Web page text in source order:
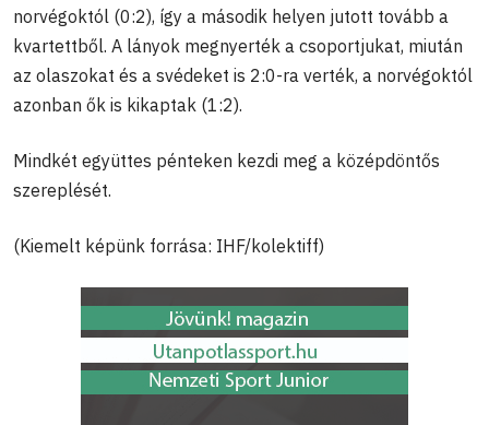
norvégoktól (0:2), így a második helyen jutott tovább a
kvartettből. A lányok megnyerték a csoportjukat, miután
az olaszokat és a svédeket is 2:0-ra verték, a norvégoktól
azonban ők is kikaptak (1:2).
Mindkét együttes pénteken kezdi meg a középdöntős
szereplését.
(Kiemelt képünk forrása: IHF/kolektiff)